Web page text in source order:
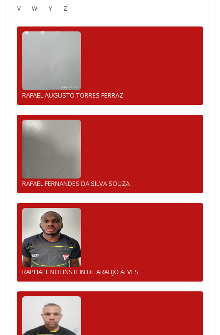
V
W Y Z
RAFAEL AUGUSTO TORRES FERRAZ
RAFAEL FERNANDES DA SILVA SOUZA
RAPHAEL NOEINSTEIN DE ARAUJO ALVES